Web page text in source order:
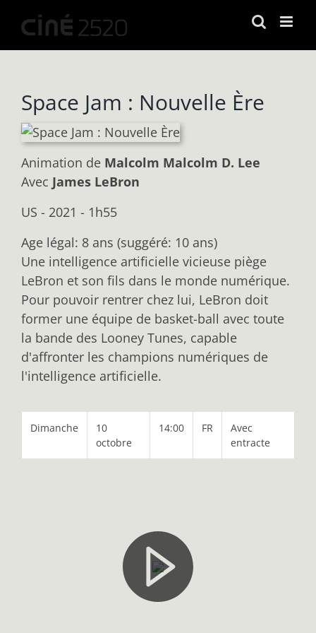
contenu
Space Jam : Nouvelle Ère
Animation de Malcolm Malcolm D. Lee
Avec James LeBron
US - 2021 - 1h55
Age légal: 8 ans (suggéré: 10 ans)
Une intelligence artificielle vicieuse piège
LeBron et son fils dans le monde numérique.
Pour pouvoir rentrer chez lui, LeBron doit
former une équipe de basket-ball avec toute
la bande des Looney Tunes, capable
d'affronter les champions numériques de
l'intelligence artificielle.
Dimanche
10
octobre
14:00 FR
Avec
entracte